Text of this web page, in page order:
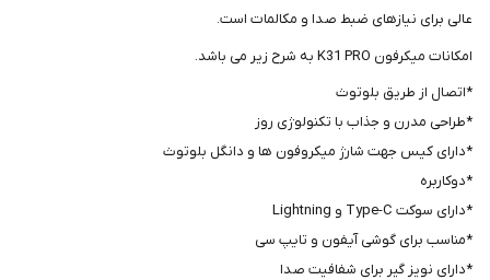
عالی برای نیازهای ضبط صدا و مکالمات است.
امکانات میکرفون K31 PRO به شرح زیر می باشد.
*اتصال از طریق بلوتوث
*طراحی مدرن و جذاب با تکنولوژی روز
*دارای کیس جهت شارژ میکروفون ها و دانگل بلوتوث
*دوکاربره
*دارای سوکت Type-C و Lightning
*مناسب برای گوشی آیفون و تایپ سی
*دارای نویز گیر برای شفافیت صدا